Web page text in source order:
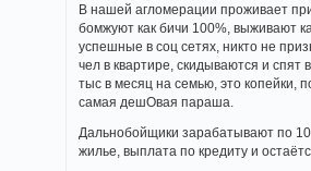
В нашей агломерации проживает
бомжуют как бичи 100%, выживают
успешные в соц сетях, никто не
чел в квартире, скидываются и спят
тыс в месяц на семью, это копейки,
самая дешОвая параша.
Дальнобойщики зарабатывают по 10
жилье, выплата по кредиту и